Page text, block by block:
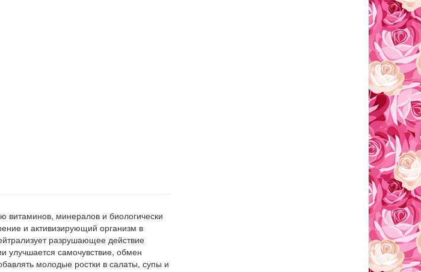
минералов и биологически
и активизирующий организм в
разрушающее действие
улучшается самочувствие, обмен
молодые ростки в салаты, супы и